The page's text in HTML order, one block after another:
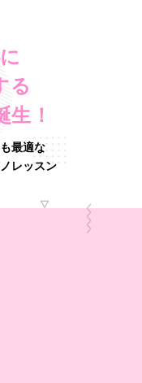
る
生！
最適な
レッスン